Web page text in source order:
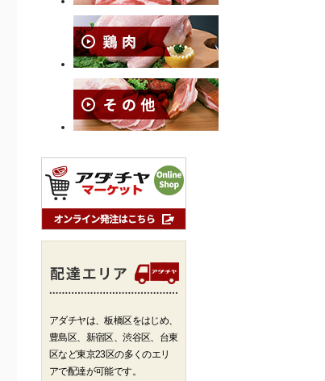
アダチヤは、板橋区をはじめ、
豊島区、新宿区、渋谷区、台東
区など東京23区の多くのエリ
アで配達が可能です。